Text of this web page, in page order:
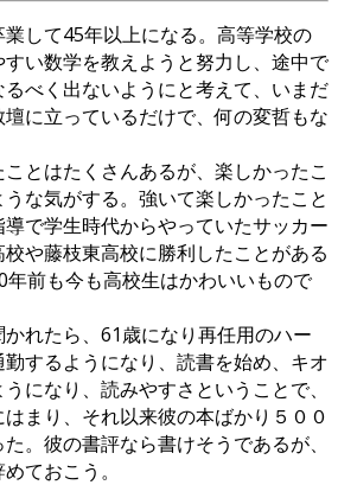
して45年以上になる。高等学校の
い数学を教えようと努力し、途中で
べく出ないようにと考えて、いまだ
に立っているだけで、何の変哲もな
とはたくさんあるが、楽しかったこ
な気がする。強いて楽しかったこと
で学生時代からやっていたサッカー
や藤枝東高校に勝利したことがある
年前も今も高校生はかわいいもので
れたら、61歳になり再任用のハー
するようになり、読書を始め、キオ
になり、読みやすさということで、
まり、それ以来彼の本ばかり５００
。彼の書評なら書けそうであるが、
ておこう。